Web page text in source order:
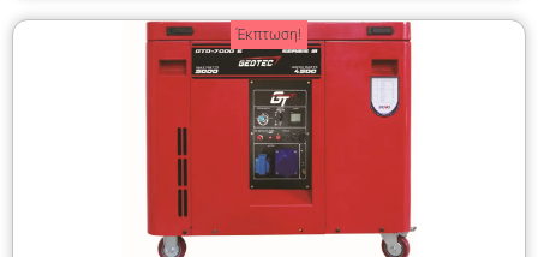
Έκπτωση!